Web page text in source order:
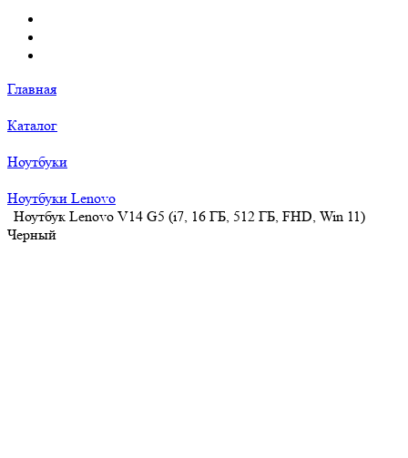
Главная
Каталог
Ноутбуки
Ноутбуки Lenovo
Ноутбук Lenovo V14 G5 (i7, 16 ГБ, 512 ГБ, FHD, Win 11)
Черный